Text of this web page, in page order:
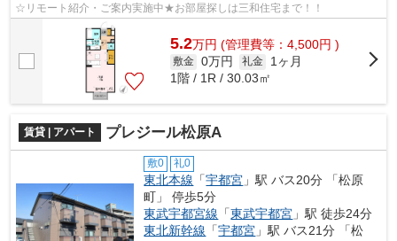
☆リモート紹介・ご案内実施中★お部屋探しは三和住宅まで！！
5.2万円 (管理費等：4,500円 )
敷金 0万円 礼金
1ヶ月
1階 / 1R / 30.03㎡
賃貸 | アパート プレジール松原A
敷0 礼0
東北本線 「宇都宮 」駅 バス20分 「松原
町」 停歩5分
東武宇都宮線 「東武宇都宮 」駅 徒歩24分
東北新幹線 「宇都宮 」駅 バス21分 「松